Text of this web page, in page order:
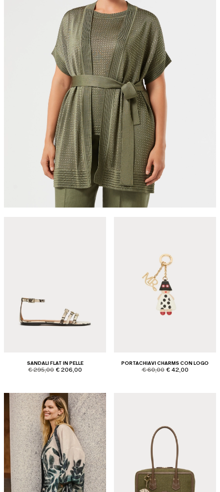
SANDALI FLAT IN PELLE
product.price.original
€ 295,00 product.price.sale
€ 206,00
PORTACHIAVI CHARMS CON LOGO
product.price.original
€ 60,00 product.price.sale
€ 42,00